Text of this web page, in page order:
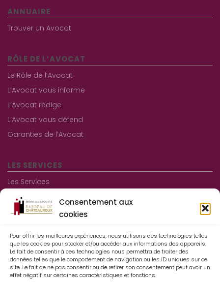
Consentement aux
cookies
Pour offrir les meilleures expériences, nous utilisons des technologies telles
que les cookies pour stocker et/ou accéder aux informations des appareils.
Le fait de consentir à ces technologies nous permettra de traiter des
données telles que le comportement de navigation ou les ID uniques sur ce
site. Le fait de ne pas consentir ou de retirer son consentement peut avoir un
effet négatif sur certaines caractéristiques et fonctions.
ANNUAIRE
Trouver un Avocat
RÔLE DE L’AVOCAT
Le Rôle de l’Avocat
L’Avocat vous informe
L’Avocat rédige
L’Avocat vous défend
Garanties de l’Avocat
LES SERVICES
Les Services
Les consultations gratuites
Aide juridictionnelle
Informations pratiques
Contact
Mentions légales